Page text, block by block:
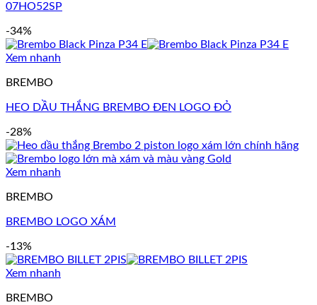
07HO52SP
-34%
Xem nhanh
BREMBO
HEO DẦU THẮNG BREMBO ĐEN LOGO ĐỎ
-28%
Xem nhanh
BREMBO
BREMBO LOGO XÁM
-13%
Xem nhanh
BREMBO